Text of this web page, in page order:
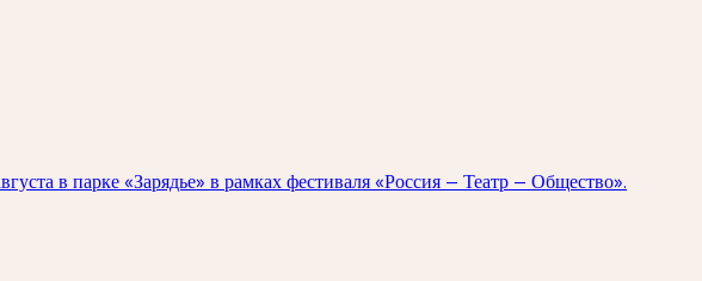
в парке «Зарядье» в рамках фестиваля «Россия — Театр — Общество».